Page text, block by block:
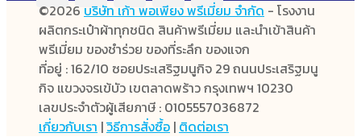
©2026 บริษัท เก้า พอเพียง พรีเมี่ยม จำกัด - โรงงาน
ผลิตกระเป๋าผ้าทุกชนิด สินค้าพรีเมี่ยม และนำเข้าสินค้า
พรีเมี่ยม ของชำร่วย ของที่ระลึก ของแจก
ที่อยู่ : 162/10 ซอยประเสริฐมนูกิจ 29 ถนนประเสริฐมนู
กิจ แขวงจรเข้บัว เขตลาดพร้าว กรุงเทพฯ 10230
เลขประจำตัวผู้เสียภาษี : 0105557036872
เกี่ยวกับเรา |วิธีการสั่งซื้อ | ติดต่อเรา